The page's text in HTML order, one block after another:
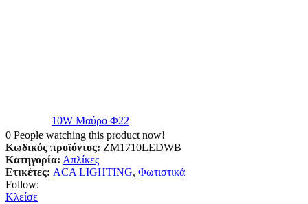
10W Μαύρο Φ22
0 People watching this product now!
Κωδικός προϊόντος: ZM1710LEDWB
Κατηγορία: Απλίκες
Ετικέτες: ACA LIGHTING, Φωτιστικά
Follow:
Κλείσε